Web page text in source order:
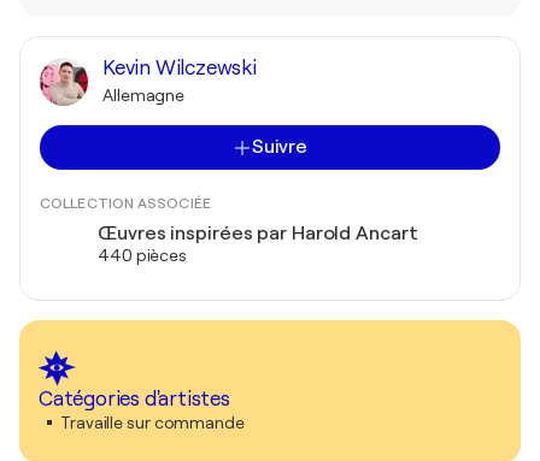
Kevin Wilczewski
Allemagne
Suivre
COLLECTION ASSOCIÉE
Œuvres inspirées par Harold Ancart
440 pièces
Catégories d'artistes
Travaille sur commande